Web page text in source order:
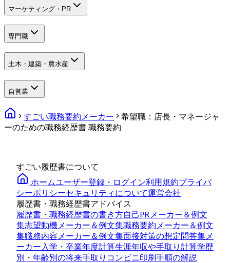
マーケティング・PR
専門職
土木・建築・農水産
自営業
すごい職務要約メーカー
希望職：店長・マネージャ
ーのための職務経歴書 職務要約
すごい履歴書について
ホームユーザー登録・ログイン利用規約プライバ
シーポリシーセキュリティについて運営会社
履歴書・職務経歴書アドバイス
履歴書・職務経歴書の書き方自己PRメーカー＆例文
集志望動機メーカー＆例文集職務要約メーカー＆例文
集職務内容メーカー＆例文集面接対策の想定問答集メ
ーカー入学・卒業年度計算生涯年収や手取り計算学歴
別・年齢別の将来手取り コンビニ印刷手順の解説